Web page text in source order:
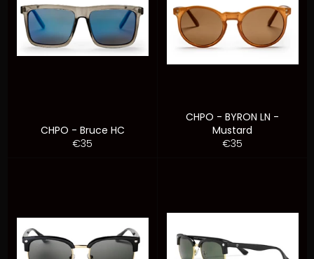
CHPO - Bruce HC
Prezzo
€35
CHPO - BYRON LN -
Mustard
Prezzo
€35